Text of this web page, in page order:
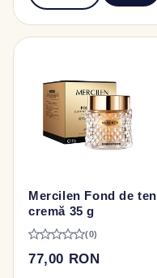
Mercilen Fond de ten
cremă 35 g
(0)
77,00 RON